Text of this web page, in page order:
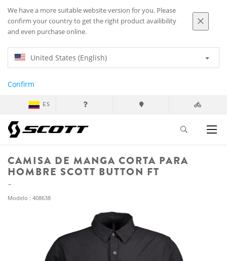
We have a more suitable website version for you. Please
confirm your country to get the right product availibility
and even purchase online.
United States (English)
Confirm
ES
CAMISA DE MANGA CORTA PARA
HOMBRE SCOTT BUTTON FT
Modelo : 408638